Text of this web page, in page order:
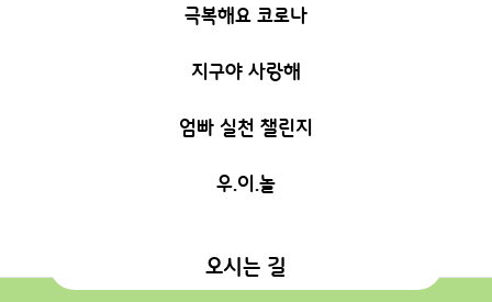
극복해요 코로나
지구야 사랑해
엄빠 실천 챌린지
우.이.놀
오시는 길